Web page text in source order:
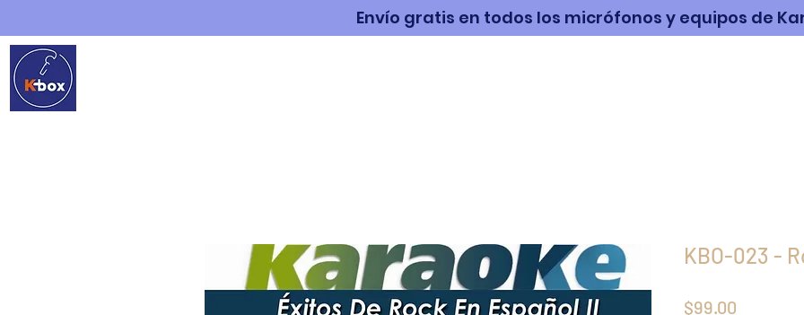
Envío gratis en todos los micrófonos y equipos de
KBO-023 -
$99.00